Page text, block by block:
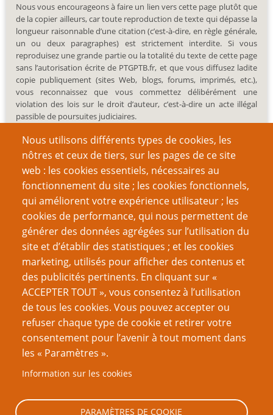
Nous utilisons différents types de cookies, les
nôtres et ceux de tiers, sur les pages de ce site
web : les cookies essentiels, nécessaires au
fonctionnement du site ; les cookies fonctionnels,
qui améliorent votre expérience utilisateur ; les
cookies de performance, qui nous permettent de
générer des données agrégées sur l’utilisation du
site et d’établir des statistiques ; et les cookies
marketing, utilisés pour afficher des contenus et
des publicités pertinents. En cliquant sur «
ACCEPTER TOUT », vous consentez à l’utilisation
de tous les cookies. Vous pouvez accepter ou
refuser chaque type de cookie et retirer votre
consentement pour l’avenir à tout moment dans
les « Paramètres ».
Information sur les cookies
PARAMÈTRES DE COOKIE
Nous vous encourageons à faire un lien vers cette page plutôt que
de la copier ailleurs, car toute reproduction de texte qui dépasse la
longueur raisonnable d’une citation (c’est-à-dire, en règle générale,
un ou deux paragraphes) est strictement interdite. Si vous
reproduisez une grande partie ou la totalité du texte de cette page
sans l’autorisation écrite de PTGPTB.fr, et que vous diffusez ladite
copie publiquement (sites Web, blogs, forums, imprimés, etc.),
vous reconnaissez que vous commettez délibérément une
violation des lois sur le droit d’auteur, c’est-à-dire un acte illégal
passible de poursuites judiciaires.
Recherche
Nom d'utilisateur
Mot de passe
Réinitialiser votre mot de passe